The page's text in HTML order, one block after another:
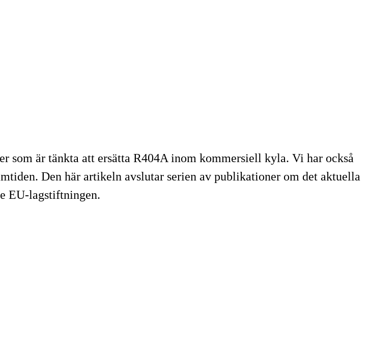
är tänkta att ersätta R404A inom kommersiell kyla. Vi har också
Den här artikeln avslutar serien av publikationer om det aktuella
EU-lagstiftningen.